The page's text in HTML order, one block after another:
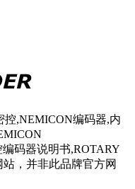
,NEMICON编码器,内
码器说明书,ROTARY
，并非此品牌官方网